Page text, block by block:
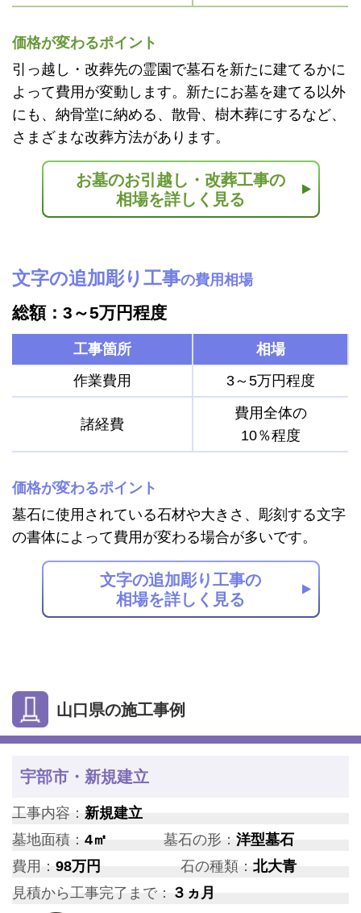
価格が変わるポイント
引っ越し・改葬先の霊園で墓石を新たに建てるかに
よって費用が変動します。新たにお墓を建てる以外
にも、納骨堂に納める、散骨、樹木葬にするなど、
さまざまな改葬方法があります。
お墓のお引越し・改葬工事の
相場を詳しく見る
文字の追加彫り工事の費用相場
総額：3～5万円程度
工事箇所
相場
作業費用
3～5万円程度
諸経費
費用全体の
10％程度
価格が変わるポイント
墓石に使用されている石材や大きさ、彫刻する文字
の書体によって費用が変わる場合が多いです。
文字の追加彫り工事の
相場を詳しく見る
山口県の施工事例
宇部市・新規建立
工事内容： 新規建立
墓地面積： 4㎡ 墓石の形：洋型墓石
費用： 98万円 石の種類： 北大青
見積から工事完了まで： ３ヵ月